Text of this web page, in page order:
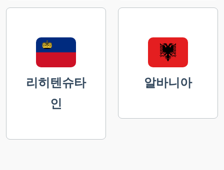
리히텐슈타
인
알바니아